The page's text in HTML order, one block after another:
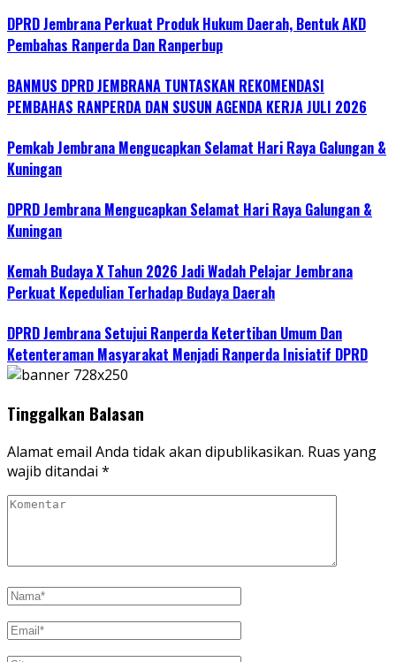
DPRD Jembrana Perkuat Produk Hukum Daerah, Bentuk AKD
Pembahas Ranperda Dan Ranperbup
BANMUS DPRD JEMBRANA TUNTASKAN REKOMENDASI
PEMBAHAS RANPERDA DAN SUSUN AGENDA KERJA JULI 2026
Pemkab Jembrana Mengucapkan Selamat Hari Raya Galungan &
Kuningan
DPRD Jembrana Mengucapkan Selamat Hari Raya Galungan &
Kuningan
Kemah Budaya X Tahun 2026 Jadi Wadah Pelajar Jembrana
Perkuat Kepedulian Terhadap Budaya Daerah
DPRD Jembrana Setujui Ranperda Ketertiban Umum Dan
Ketenteraman Masyarakat Menjadi Ranperda Inisiatif DPRD
Tinggalkan Balasan
Alamat email Anda tidak akan dipublikasikan. Ruas yang
wajib ditandai *